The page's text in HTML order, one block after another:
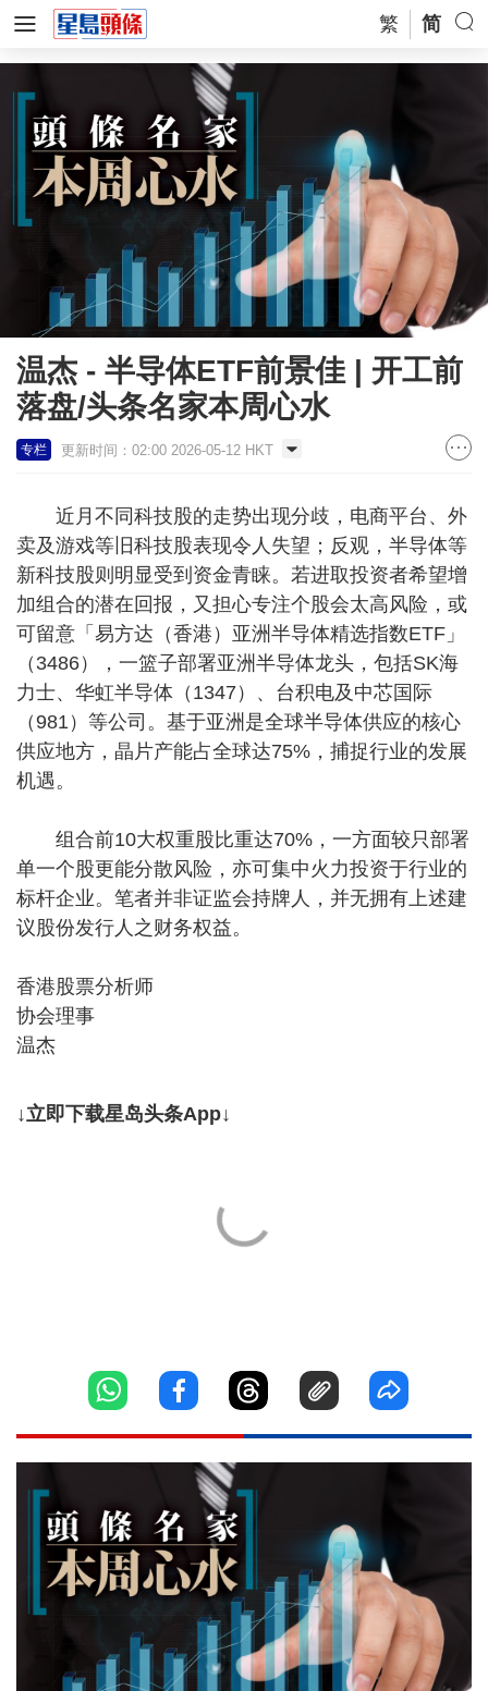
繁 简
温杰 - 半导体ETF前景佳 | 开工前
落盘/头条名家本周心水
专栏 更新时间：02:00 2026-05-12 HKT
近月不同科技股的走势出现分歧，电商平台、外
卖及游戏等旧科技股表现令人失望；反观，半导体等
新科技股则明显受到资金青睐。若进取投资者希望增
加组合的潜在回报，又担心专注个股会太高风险，或
可留意「易方达（香港）亚洲半导体精选指数ETF」
（3486），一篮子部署亚洲半导体龙头，包括SK海
力士、华虹半导体（1347）、台积电及中芯国际
（981）等公司。基于亚洲是全球半导体供应的核心
供应地方，晶片产能占全球达75%，捕捉行业的发展
机遇。
组合前10大权重股比重达70%，一方面较只部署
单一个股更能分散风险，亦可集中火力投资于行业的
标杆企业。笔者并非证监会持牌人，并无拥有上述建
议股份发行人之财务权益。
香港股票分析师
协会理事
温杰
↓立即下载星岛头条App↓